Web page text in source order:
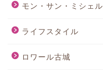
モン・サン・ミシェル
ライフスタイル
ロワール古城